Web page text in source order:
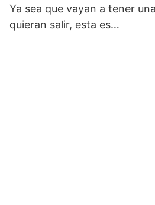
Ya sea que vayan a tener
quieran salir, esta es…